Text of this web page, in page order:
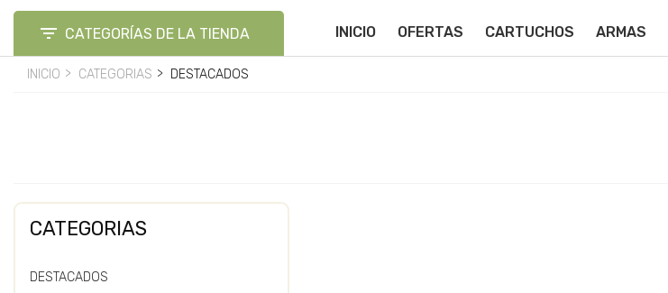
 CATEGORÍAS DE LA TIENDA INICIO OFERTAS CARTUCHOS ARMAS
INICIO CATEGORIAS DESTACADOS
CATEGORIAS
DESTACADOS